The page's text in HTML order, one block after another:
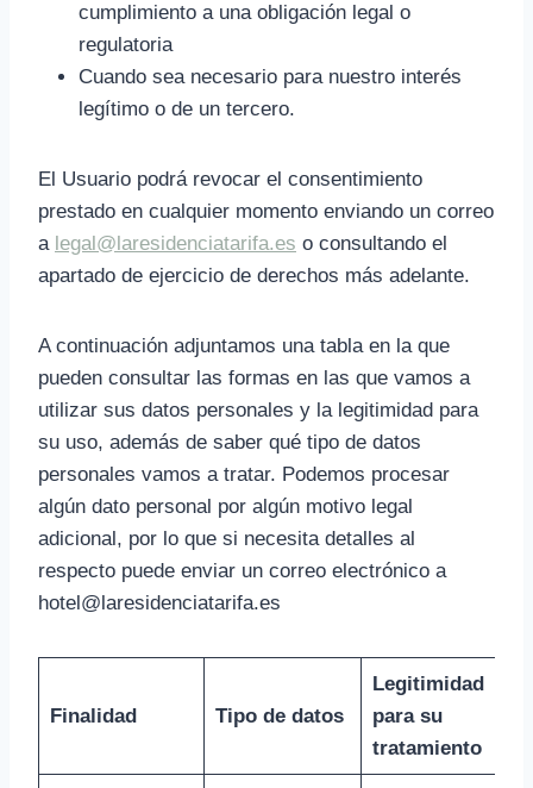
cumplimiento a una obligación legal o
regulatoria
Cuando sea necesario para nuestro interés
legítimo o de un tercero.
El Usuario podrá revocar el consentimiento
prestado en cualquier momento enviando un correo
a legal@laresidenciatarifa.es o consultando el
apartado de ejercicio de derechos más adelante.
A continuación adjuntamos una tabla en la que
pueden consultar las formas en las que vamos a
utilizar sus datos personales y la legitimidad para
su uso, además de saber qué tipo de datos
personales vamos a tratar. Podemos procesar
algún dato personal por algún motivo legal
adicional, por lo que si necesita detalles al
respecto puede enviar un correo electrónico a
hotel@laresidenciatarifa.es
Finalidad Tipo de datos
Legitimidad
para su
tratamiento